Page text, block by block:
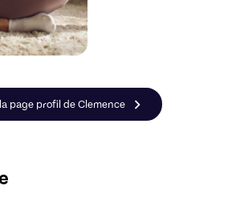
page profil de Clemence